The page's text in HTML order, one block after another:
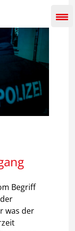
Begriff
was der